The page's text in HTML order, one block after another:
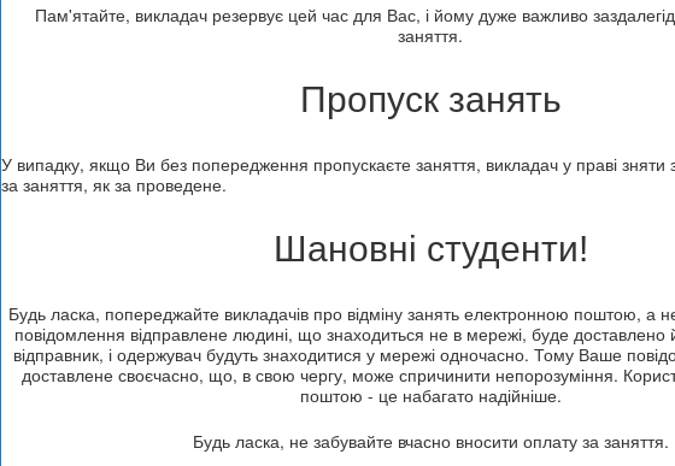
Пам'ятайте, викладач резервує цей час для Вас, і йому дуже важливо
заняття.
Пропуск занять
У випадку, якщо Ви без попередження пропускаєте заняття, викладач у праві зняти
за заняття, як за проведене.
Шановні студенти!
Будь ласка, попереджайте викладачів про відміну занять електронною поштою, а
повідомлення відправлене людині, що знаходиться не в мережі, буде доставлено
відправник, і одержувач будуть знаходитися у мережі одночасно. Тому Ваше
доставлене своєчасно, що, в свою чергу, може спричинити непорозуміння.
поштою - це набагато надійніше.
Будь ласка, не забувайте вчасно вносити оплату за заняття.